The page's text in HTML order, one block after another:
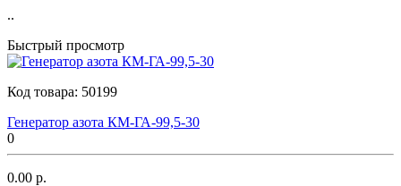
..
Быстрый просмотр
Код товара: 50199
Генератор азота КМ-ГА-99,5-30
0
0.00 р.